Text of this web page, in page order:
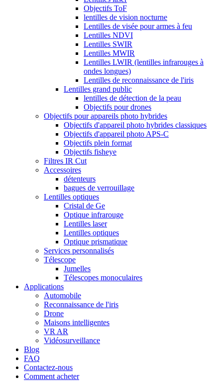
Objectifs ToF
lentilles de vision nocturne
Lentilles de visée pour armes à feu
Lentilles NDVI
Lentilles SWIR
Lentilles MWIR
Lentilles LWIR (lentilles infrarouges à
ondes longues)
Lentilles de reconnaissance de l'iris
Lentilles grand public
lentilles de détection de la peau
Objectifs pour drones
Objectifs pour appareils photo hybrides
Objectifs d'appareil photo hybrides classiques
Objectifs d'appareil photo APS-C
Objectifs plein format
Objectifs fisheye
Filtres IR Cut
Accessoires
détenteurs
bagues de verrouillage
Lentilles optiques
Cristal de Ge
Optique infrarouge
Lentilles laser
Lentilles optiques
Optique prismatique
Services personnalisés
Télescope
Jumelles
Télescopes monoculaires
Applications
Automobile
Reconnaissance de l'iris
Drone
Maisons intelligentes
VR AR
Vidéosurveillance
Blog
FAQ
Contactez-nous
Comment acheter